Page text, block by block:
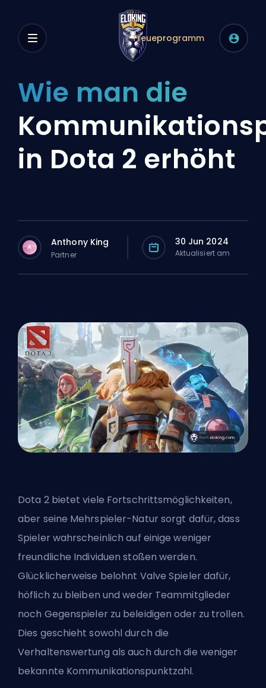
Treueprogramm
Wie man die
in Dota 2 erhöht
A Anthony King
Partner
30 Jun 2024
Aktualisiert am
Dota 2 bietet viele Fortschrittsmöglichkeiten,
aber seine Mehrspieler-Natur sorgt dafür, dass
Spieler wahrscheinlich auf einige weniger
freundliche Individuen stoßen werden.
Glücklicherweise belohnt Valve Spieler dafür,
höflich zu bleiben und weder Teammitglieder
noch Gegenspieler zu beleidigen oder zu trollen.
Dies geschieht sowohl durch die
Verhaltenswertung als auch durch die weniger
bekannte Kommunikationspunktzahl.